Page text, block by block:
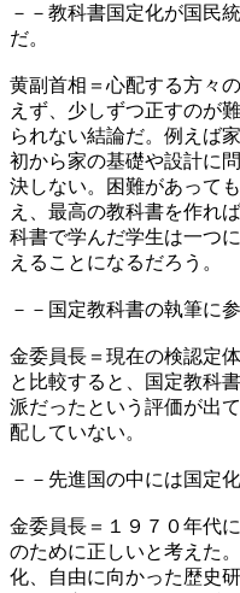
－－教科書国定化が国民
だ。
黄副首相＝心配する方々
えず、少しずつ正すのが
られない結論だ。例えば
初から家の基礎や設計に
決しない。困難があって
え、最高の教科書を作れ
科書で学んだ学生は一つ
えることになるだろう。
－－国定教科書の執筆に
金委員長＝現在の検認定
と比較すると、国定教科
派だったという評価が出
配していない。
－－先進国の中には国定
金委員長＝１９７０年代
のために正しいと考えた
化、自由に向かった歴史